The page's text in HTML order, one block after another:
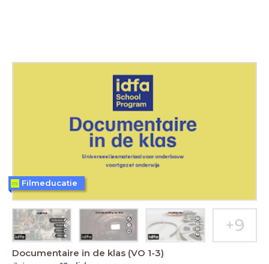
Documentaire in de klas (VO 1-3)
Filmeducatie